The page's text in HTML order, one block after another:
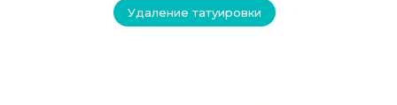
Удаление татуировки